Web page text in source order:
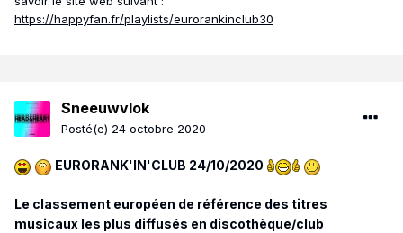
https://happyfan.fr/playlists/eurorankinclub30
Sneeuwvlok
Posté(e) 24 octobre 2020
EURORANK'IN'CLUB 24/10/2020
Le classement européen de référence des titres
musicaux les plus diffusés en discothèque/club